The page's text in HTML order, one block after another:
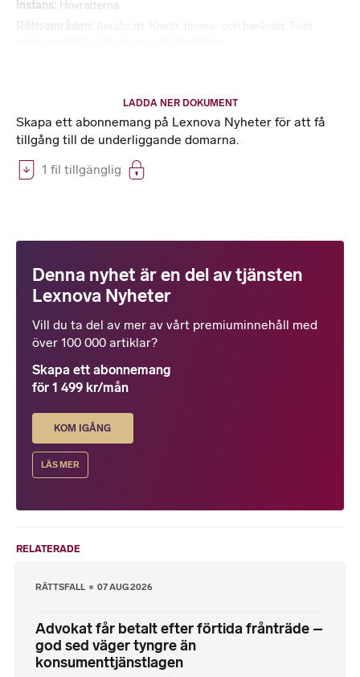
Instans Hovrätterna
LADDA NER DOKUMENT
Skapa ett abonnemang på Lexnova Nyheter för att få
tillgång till de underliggande domarna.
1 fil tillgänglig
Denna nyhet är en del av tjänsten
Lexnova Nyheter
Vill du ta del av mer av vårt premiuminnehåll med
över 100 000 artiklar?
Skapa ett abonnemang
för 1 499 kr/mån
KOM IGÅNG
LÄS MER
RELATERADE
RÄTTSFALL 07 AUG 2026
Advokat får betalt efter förtida frånträde –
god sed väger tyngre än
konsumenttjänstlagen